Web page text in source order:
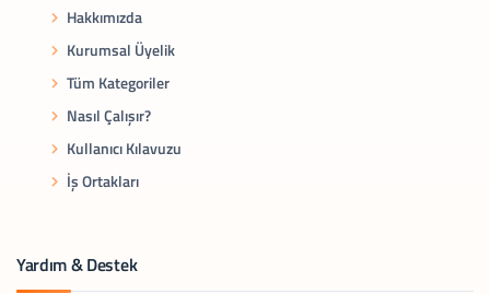
Hakkımızda
Kurumsal Üyelik
Tüm Kategoriler
Nasıl Çalışır?
Kullanıcı Kılavuzu
İş Ortakları
Yardım & Destek